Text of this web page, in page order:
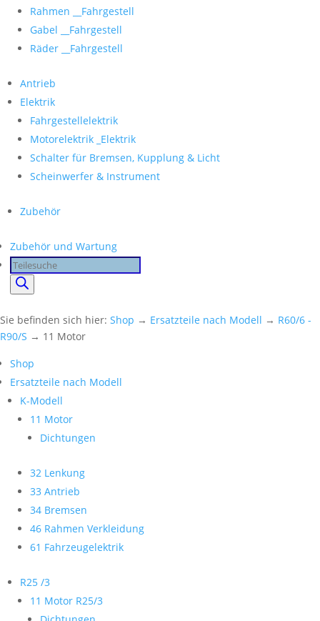
Rahmen __Fahrgestell
Gabel __Fahrgestell
Räder __Fahrgestell
Antrieb
Elektrik
Fahrgestellelektrik
Motorelektrik _Elektrik
Schalter für Bremsen, Kupplung & Licht
Scheinwerfer & Instrument
Zubehör
Zubehör und Wartung
Products
search
Sie befinden sich hier: Shop → Ersatzteile nach Modell → R60/6 -
R90/S → 11 Motor
Shop
Ersatzteile nach Modell
K-Modell
11 Motor
Dichtungen
32 Lenkung
33 Antrieb
34 Bremsen
46 Rahmen Verkleidung
61 Fahrzeugelektrik
R25 /3
11 Motor R25/3